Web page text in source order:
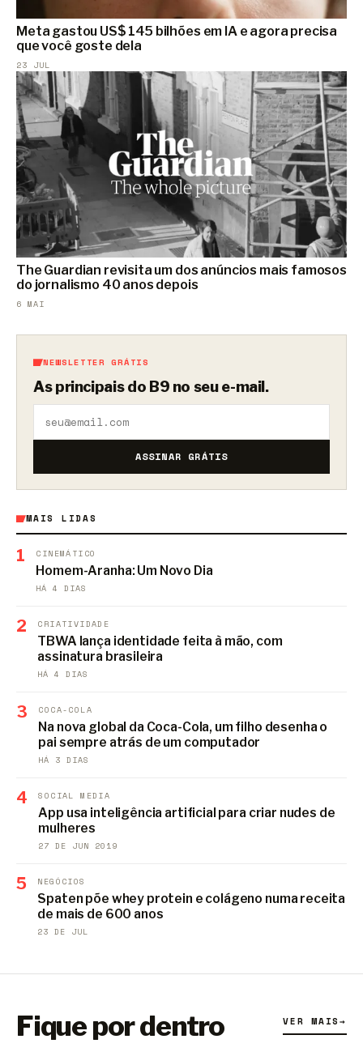
Meta gastou US$ 145 bilhões em IA e agora precisa
que você goste dela
23 JUL
The Guardian revisita um dos anúncios mais famosos
do jornalismo 40 anos depois
6 MAI
NEWSLETTER GRÁTIS
As principais do B9 no seu e-mail.
ASSINAR GRÁTIS
MAIS LIDAS
1 CINEMÁTICO
Homem-Aranha: Um Novo Dia
HÁ 4 DIAS
2 CRIATIVIDADE
TBWA lança identidade feita à mão, com
assinatura brasileira
HÁ 4 DIAS
3 COCA-COLA
Na nova global da Coca-Cola, um filho desenha o
pai sempre atrás de um computador
HÁ 3 DIAS
4 SOCIAL MEDIA
App usa inteligência artificial para criar nudes de
mulheres
27 DE JUN 2019
5 NEGÓCIOS
Spaten põe whey protein e colágeno numa receita
de mais de 600 anos
23 DE JUL
Fique por dentro VER MAIS→